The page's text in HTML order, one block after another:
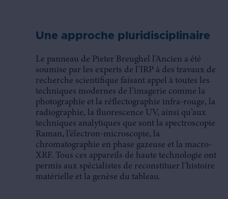
Une approche pluridisciplinaire
Le panneau de Pieter Breughel l’Ancien a été
soumise par les experts de l’IRP à des travaux de
recherche scientifique faisant appel à toutes les
techniques modernes de l’imagerie comme la
photographie et la réflectographie infra-rouge, la
radiographie, la fluorescence UV, ainsi qu’aux
techniques analytiques que sont la spectroscopie
Raman, l’électron-microscopie, la
chromatographie en phase gazeuse et la macro-
XRF. Tous ces appareils de haute technologie ont
permis aux spécialistes de reconstituer l’histoire
matérielle et la genèse du tableau.